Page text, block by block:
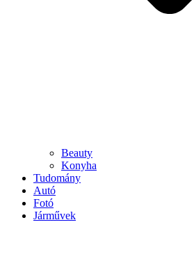
Beauty
Konyha
Tudomány
Autó
Fotó
Járművek